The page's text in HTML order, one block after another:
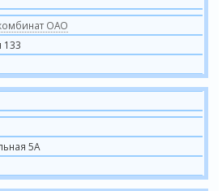
ОАО
133
5А